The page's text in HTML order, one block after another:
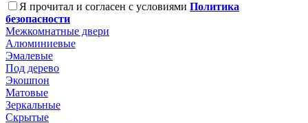
Я прочитал и согласен с условиями Политика
безопасности
Межкомнатные двери
Алюминиевые
Эмалевые
Под дерево
Экошпон
Матовые
Зеркальные
Скрытые